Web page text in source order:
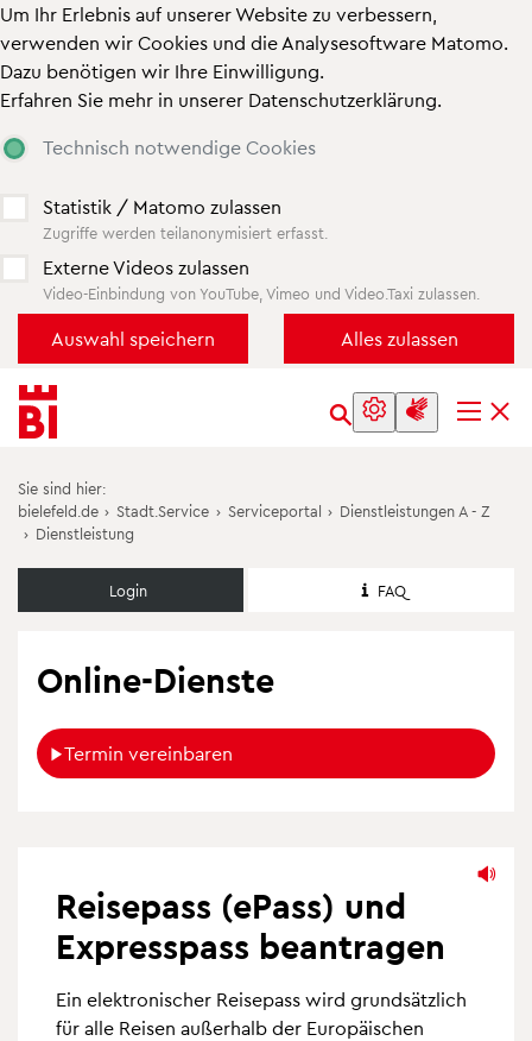
Um Ihr Erlebnis auf unserer Website zu verbessern,
verwenden wir Cookies und die Analysesoftware Matomo.
Dazu benötigen wir Ihre Einwilligung.
Erfahren Sie mehr in unserer Datenschutzerklärung.
Technisch notwendige Cookies
Statistik / Matomo zulassen
Zugriffe werden teilanonymisiert erfasst.
Externe Videos zulassen
Video-Einbindung von YouTube, Vimeo und Video.Taxi zulassen.
Inhalt
anspringen
Menü
anspringen
Sie sind hier:
bielefeld.de › Stadt.Service › Serviceportal › Dienstleistungen A - Z
› Dienstleistung
Login FAQ
Online-Dienste
Termin vereinbaren
Reisepass (ePass) und
Expresspass beantragen
Ein elektronischer Reisepass wird grundsätzlich
für alle Reisen außerhalb der Europäischen